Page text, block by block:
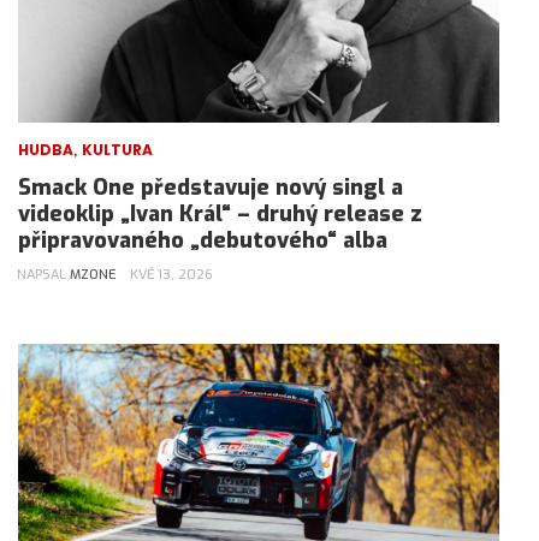
HUDBA, KULTURA
Smack One představuje nový singl a
videoklip „Ivan Král“ – druhý release z
připravovaného „debutového“ alba
NAPSAL MZONE KVĚ 13, 2026